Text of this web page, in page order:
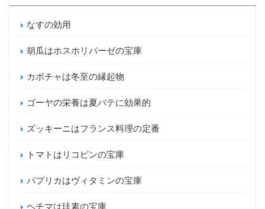
なすの効用
胡瓜はホスホリパーゼの宝庫
カボチャは冬至の縁起物
ゴーヤの栄養は夏バテに効果的
ズッキーニはフランス料理の定番
トマトはリコピンの宝庫
パプリカはヴィタミンの宝庫
ヘチマは珪素の宝庫